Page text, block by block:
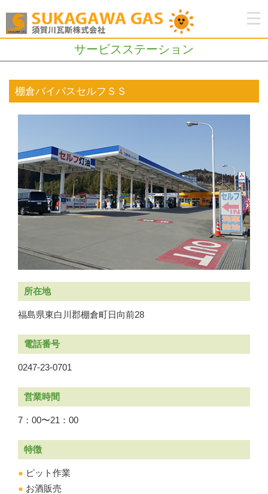
サービスステーション
棚倉バイパスセルフＳＳ
所在地
福島県東白川郡棚倉町日向前28
電話番号
0247-23-0701
営業時間
7：00〜21：00
特徴
● ピット作業
● お酒販売